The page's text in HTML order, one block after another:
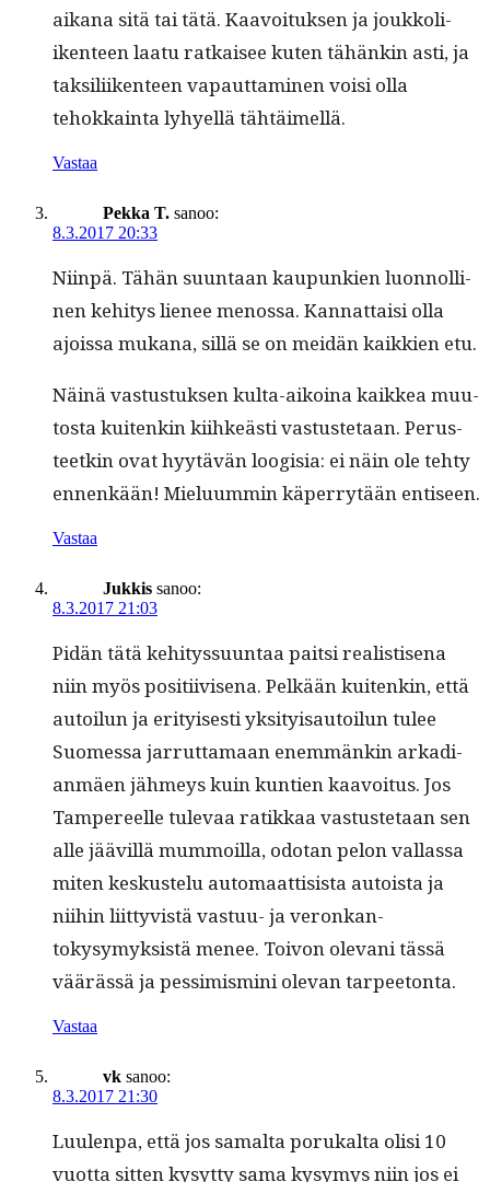
aikana sitä tai tätä. Kaavoituk­sen ja joukkoli­
iken­teen laatu ratkaisee kuten tähänkin asti, ja
tak­sili­iken­teen vapaut­ta­mi­nen voisi olla
tehokkain­ta lyhyel­lä tähtäimellä.
Vastaa
Pekka T. sanoo:
8.3.2017 20:33
Niin­pä. Tähän suun­taan kaupunkien luon­nolli­
nen kehi­tys lie­nee menos­sa. Kan­nat­taisi olla
ajois­sa mukana, sil­lä se on mei­dän kaikkien etu.
Näinä vas­tus­tuk­sen kul­ta-aikoina kaikkea muu­
tos­ta kuitenkin kiihkeästi vas­tuste­taan. Perus­
teetkin ovat hyytävän loogisia: ei näin ole tehty
ennenkään! Mielu­um­min käper­ry­tään entiseen.
Vastaa
Jukkis sanoo:
8.3.2017 21:03
Pidän tätä kehi­tys­su­un­taa pait­si real­is­tise­na
niin myös posi­ti­ivise­na. Pelkään kuitenkin, että
autoilun ja eri­tyis­es­ti yksi­ty­isautoilun tulee
Suomes­sa jar­rut­ta­maan enem­mänkin arka­di­
an­mäen jäh­meys kuin kun­tien kaavoitus. Jos
Tam­pereelle tule­vaa ratikkaa vas­tuste­taan sen
alle jäävil­lä mum­moil­la, odotan pelon val­las­sa
miten keskustelu automaat­ti­sista autoista ja
niihin liit­tyvistä vas­tuu- ja veronkan­
tokysymyk­sistä menee. Toivon ole­vani tässä
väärässä ja pes­simis­mi­ni ole­van tarpeetonta.
Vastaa
vk sanoo:
8.3.2017 21:30
Luu­len­pa, että jos samal­ta porukalta olisi 10
vuot­ta sit­ten kysyt­ty sama kysymys niin jos ei